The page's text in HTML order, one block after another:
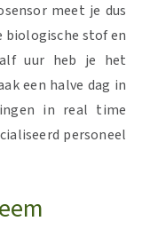
meet je dus
biologische stof en
uur heb je het
een halve dag in
in real time
personeel